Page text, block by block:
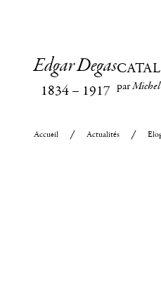
Edgar Degas
1834– 1917 par
Accueil Actualités